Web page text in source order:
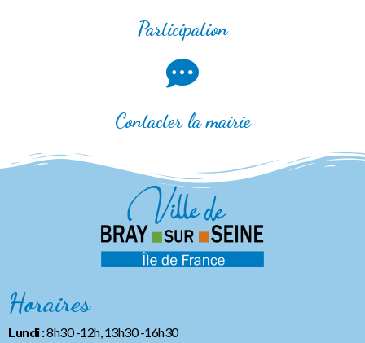
Participation
Contacter la mairie
Horaires
Lundi :8h30 -12h, 13h30 -16h30